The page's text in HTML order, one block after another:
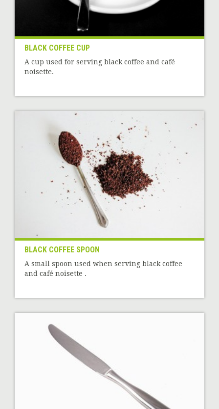
BLACK COFFEE CUP
A cup used for serving black coffee and café
noisette.
BLACK COFFEE SPOON
A small spoon used when serving black coffee
and café noisette .